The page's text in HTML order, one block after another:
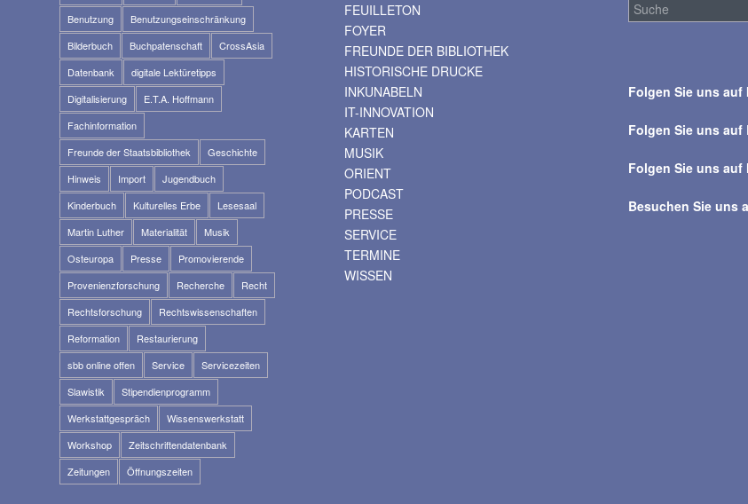
Benutzung
Benutzungseinschränkung
Bilderbuch
Buchpatenschaft
CrossAsia
Datenbank
digitale Lektüretipps
Digitalisierung
E.T.A. Hoffmann
Fachinformation
Freunde der Staatsbibliothek
Geschichte
Hinweis
Import
Jugendbuch
Kinderbuch
Kulturelles Erbe
Lesesaal
Martin Luther
Materialität
Musik
Osteuropa
Presse
Promovierende
Provenienzforschung
Recherche
Recht
Rechtsforschung
Rechtswissenschaften
Reformation
Restaurierung
sbb online offen
Service
Servicezeiten
Slawistik
Stipendienprogramm
Werkstattgespräch
Wissenswerkstatt
Workshop
Zeitschriftendatenbank
Zeitungen
Öffnungszeiten
FEUILLETON
FOYER
FREUNDE DER BIBLIOTHEK
HISTORISCHE DRUCKE
INKUNABELN
IT-INNOVATION
KARTEN
MUSIK
ORIENT
PODCAST
PRESSE
SERVICE
TERMINE
WISSEN
alle
Folgen Sie uns auf
Folgen Sie uns auf
Folgen Sie uns auf
Besuchen Sie uns